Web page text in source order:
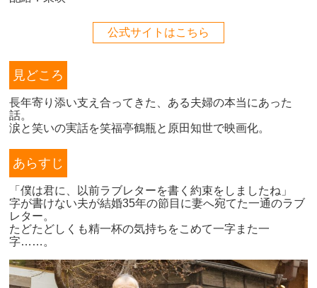
公式サイトはこちら
見どころ
長年寄り添い支え合ってきた、ある夫婦の本当にあった
話。
涙と笑いの実話を笑福亭鶴瓶と原田知世で映画化。
あらすじ
「僕は君に、以前ラブレターを書く約束をしましたね」
字が書けない夫が結婚35年の節目に妻へ宛てた一通のラブ
レター。
たどたどしくも精一杯の気持ちをこめて一字また一
字……。